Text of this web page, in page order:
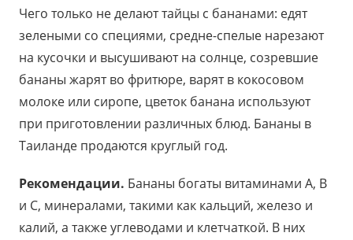
Чего только не делают тайцы с бананами: едят
зелеными со специями, средне-спелые нарезают
на кусочки и высушивают на солнце, созревшие
бананы жарят во фритюре, варят в кокосовом
молоке или сиропе, цветок банана используют
при приготовлении различных блюд. Бананы в
Таиланде продаются круглый год.
Рекомендации. Бананы богаты витаминами А, В
и С, минералами, такими как кальций, железо и
калий, а также углеводами и клетчаткой. В них